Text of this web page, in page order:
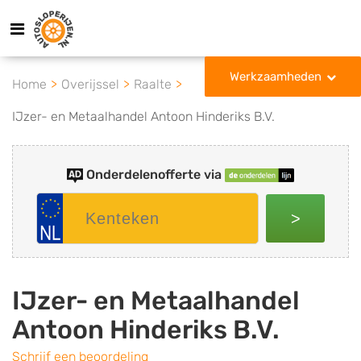
Werkzaamheden
Home Overijssel Raalte
IJzer- en Metaalhandel Antoon Hinderiks B.V.
Onderdelenofferte via
>
IJzer- en Metaalhandel
Antoon Hinderiks B.V.
Schrijf een beoordeling